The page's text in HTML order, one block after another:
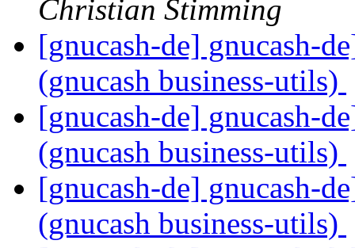
Christian Stimming
[gnucash-de] gnucash-
(gnucash business-utils)
[gnucash-de] gnucash-
(gnucash business-utils)
[gnucash-de] gnucash-
(gnucash business-utils)